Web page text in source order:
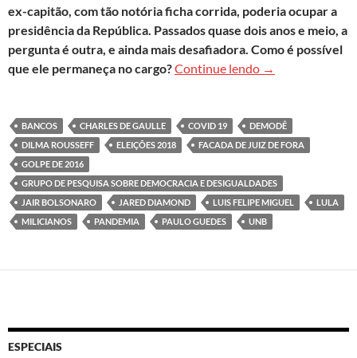
ex-capitão, com tão notória ficha corrida, poderia ocupar a
presidência da República. Passados quase dois anos e meio, a
pergunta é outra, e ainda mais desafiadora. Como é possível
que ele permaneça no cargo?Continue lendo A
→
BANCOS CHARLES DE GAULLE COVID 19
DEMODÊ
DILMA ROUSSEFF
ELEIÇÕES 2018
FACADA DE JUIZ DE FORA
GOLPE DE 2016
GRUPO DE PESQUISA SOBRE DEMOCRACIA E DESIGUALDADES
JAIR BOLSONARO
JARED DIAMOND LUIS FELIPE MIGUEL
LULA
MILICIANOS
PANDEMIA PAULO GUEDES UNB
ESPECIAIS